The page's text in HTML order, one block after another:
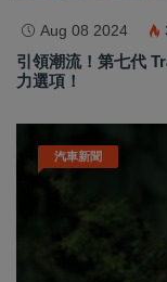
Aug 08 2024
引領潮流！第七代
力選項！
汽車新聞